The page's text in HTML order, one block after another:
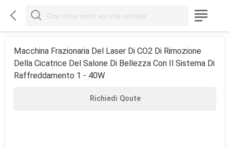
  
Macchina Frazionaria Del Laser Di CO2 Di Rimozione
Della Cicatrice Del Salone Di Bellezza Con Il Sistema Di
Raffreddamento 1 - 40W
Richiedi Qoute